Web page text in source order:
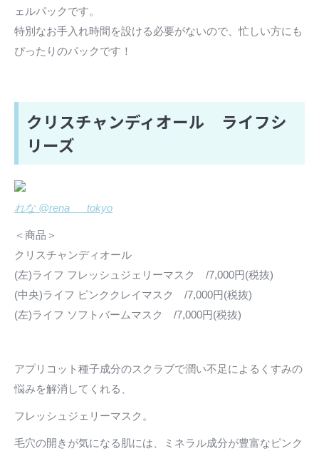
ェルパックです。
特別なお手入れ時間を設ける必要がないので、忙しい方にも
ぴったりのパックです！
クリスチャンディオール ライフシ
リーズ
れな @rena___tokyo
＜商品＞
クリスチャンディオール
(左)ライフ フレッシュジェリーマスク /7,000円(税抜)
(中央)ライフ ピンククレイマスク /7,000円(税抜)
(左)ライフ ソフトバームマスク /7,000円(税抜)
アプリコット種子成分のスクラブで潤い不足によるくすみの
悩みを解消してくれる、
フレッシュジェリーマスク。
毛穴の開きが気になる肌には、ミネラル成分が豊富なピンク